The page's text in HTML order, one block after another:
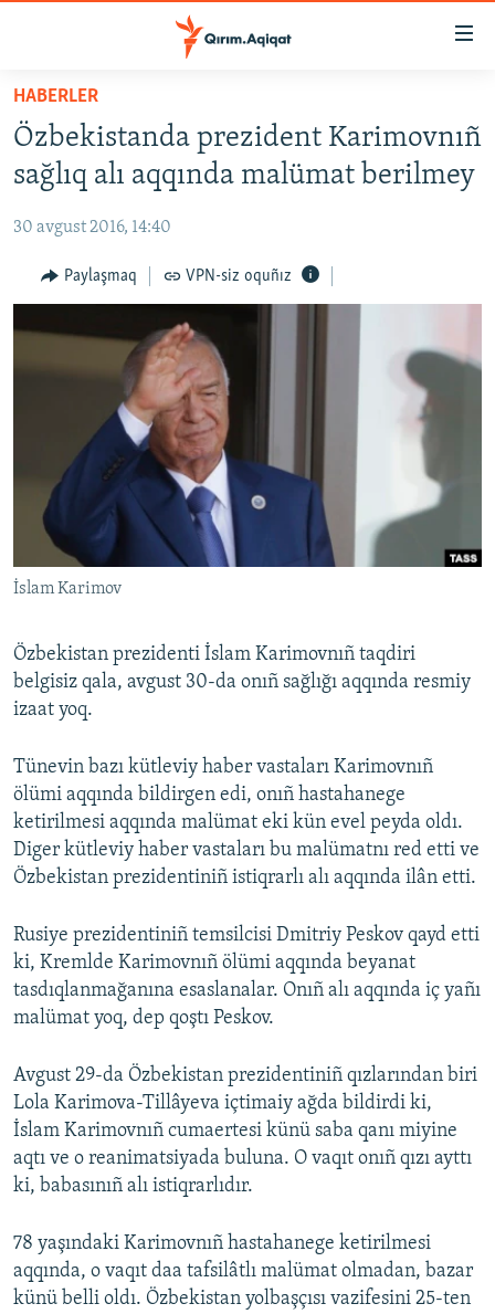
Esas
mündericege
qaytmaq
Baş
navigatsiyağa
qaytmaq
qaytmaq
HABERLER
SİYASET
İQTİSADİYAT
CEMİYET
MEDENİYET
BLOGLAR
FİKİR
Русский
Українською
HABERLER
Özbekistanda prezident Karimovnıñ
sağlıq alı aqqında malümat berilmey
30 avgust 2016, 14:40
Paylaşmaq VPN-siz oquñız
İslam Karimov
Özbekistan prezidenti İslam Karimovnıñ taqdiri
belgisiz qala, avgust 30-da onıñ sağlığı aqqında resmiy
izaat yoq.
Tünevin bazı kütleviy haber vastaları Karimovnıñ
ölümi aqqında bildirgen edi, onıñ hastahanege
ketirilmesi aqqında malümat eki kün evel peyda oldı.
Diger kütleviy haber vastaları bu malümatnı red etti ve
Özbekistan prezidentiniñ istiqrarlı alı aqqında ilân etti.
Rusiye prezidentiniñ temsilcisi Dmitriy Peskov qayd etti
ki, Kremlde Karimovnıñ ölümi aqqında beyanat
tasdıqlanmağanına esaslanalar. Onıñ alı aqqında iç yañı
malümat yoq, dep qoştı Peskov.
Avgust 29-da Özbekistan prezidentiniñ qızlarından biri
Lola Karimova-Tillâyeva içtimaiy ağda bildirdi ki,
İslam Karimovnıñ cumaertesi künü saba qanı miyine
aqtı ve o reanimatsiyada buluna. O vaqıt onıñ qızı ayttı
ki, babasınıñ alı istiqrarlıdır.
78 yaşındaki Karimovnıñ hastahanege ketirilmesi
aqqında, o vaqıt daa tafsilâtlı malümat olmadan, bazar
künü belli oldı. Özbekistan yolbaşçısı vazifesini 25-ten